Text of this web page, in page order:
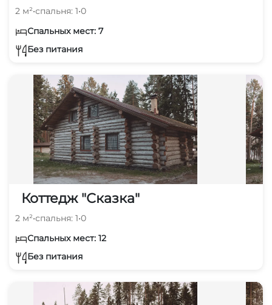
2 м²•спальня: 1•0
Спальных мест: 7
Без питания
Коттедж "Сказка"
2 м²•спальня: 1•0
Спальных мест: 12
Без питания